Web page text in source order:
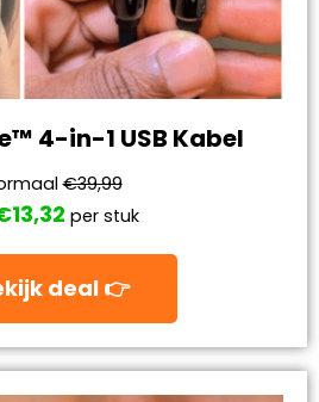
4-in-1 USB Kabel
€39,99
per stuk
deal 👉